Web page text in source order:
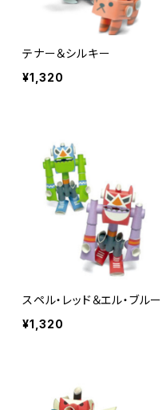
テナー＆シルキー
¥1,320
スペル・レッド＆エル・ブルー
¥1,320